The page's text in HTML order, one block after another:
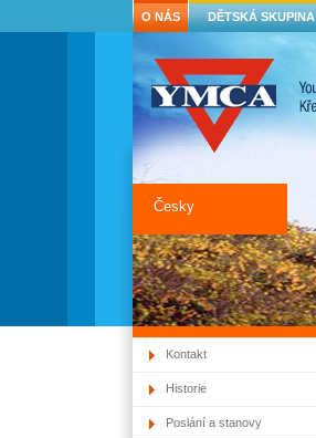
Česky
O NÁS DĚTSKÁ SKUPINA
Kontakt
Historie
Poslání a stanovy